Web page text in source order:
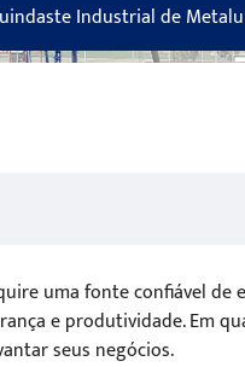
Industrial de
uma fonte confiável
e produtividade. Em
seus negócios.